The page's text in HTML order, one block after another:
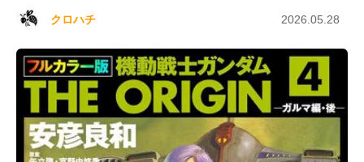
クロハチ 2026.05.28